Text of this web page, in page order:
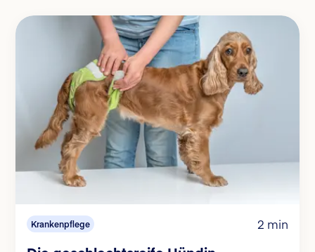
Krankenpflege 2 min